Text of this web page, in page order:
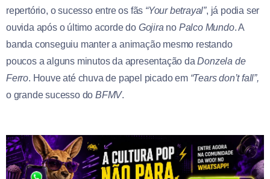
repertório, o sucesso entre os fãs “Your betrayal”, já podia ser
ouvida após o último acorde do Gojira no Palco Mundo. A
banda conseguiu manter a animação mesmo restando
poucos a alguns minutos da apresentação daDonzela de
Ferro. Houve até chuva de papel picado em “Tears don’t fall”,
o grande sucesso doBFMV.